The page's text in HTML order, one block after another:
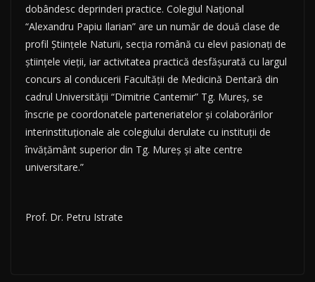
dobândesc deprinderi practice. Colegiul Naţional
“Alexandru Papiu Ilarian” are un număr de două clase de
profil Ştiinţele Naturii, secţia română cu elevi pasionaţi de
ştiinţele vieţii, iar activitatea practică desfăşurată cu largul
concurs al conducerii Facultăţii de Medicină Dentară din
cadrul Universităţii “Dimitrie Cantemir” Tg. Mureş, se
înscrie pe coordonatele parteneriatelor şi colaborărilor
interinstituţionale ale colegiului derulate cu instituţii de
învăţământ superior din Tg. Mureş şi alte centre
universitare.”
Prof. Dr. Petru Istrate